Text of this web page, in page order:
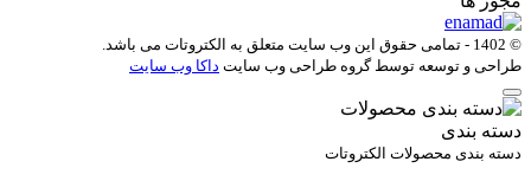
© 1402 - تمامی حقوق این وب سایت متعلق به الکتروتات می باشد.
طراحی و توسعه توسط گروه طراحی وب سایت داکا وب سایت
دسته بندی
دسته بندی محصولات الکتروتات